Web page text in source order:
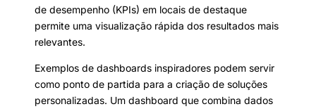
de desempenho (KPIs) em locais de destaque
permite uma visualização rápida dos resultados mais
relevantes.
Exemplos de dashboards inspiradores podem servir
como ponto de partida para a criação de soluções
personalizadas. Um dashboard que combina dados